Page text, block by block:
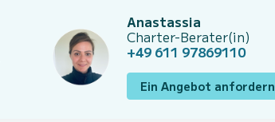
Anastassia
Charter-Berater(in)
+49 611 97869110
Ein Angebot anfordern